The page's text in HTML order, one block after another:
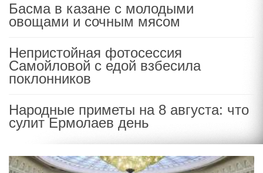
Басма в казане с молодыми
овощами и сочным мясом
Непристойная фотосессия
Самойловой с едой взбесила
поклонников
Народные приметы на 8 августа: что
сулит Ермолаев день